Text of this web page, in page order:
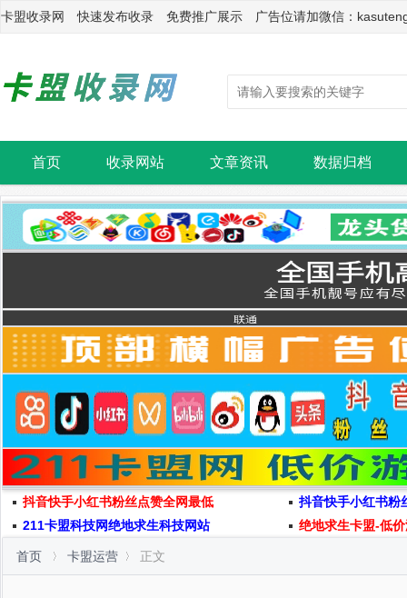
卡盟收录网 快速发布收录 免费推广展示 广告位请加微信：
首页 收录网站 文章资讯 数据归档
抖音快手小红书粉丝点赞全网最低
抖音快手小红书粉
211卡盟科技网绝地求生科技网站
绝地求生卡盟-低
首页 卡盟运营 正文